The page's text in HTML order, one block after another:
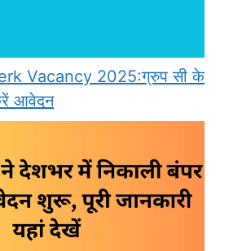
Vacancy 2025:ग्रुप सी के
आवेदन